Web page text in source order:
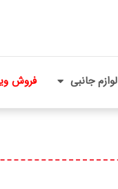
لوازم جانبی فروش